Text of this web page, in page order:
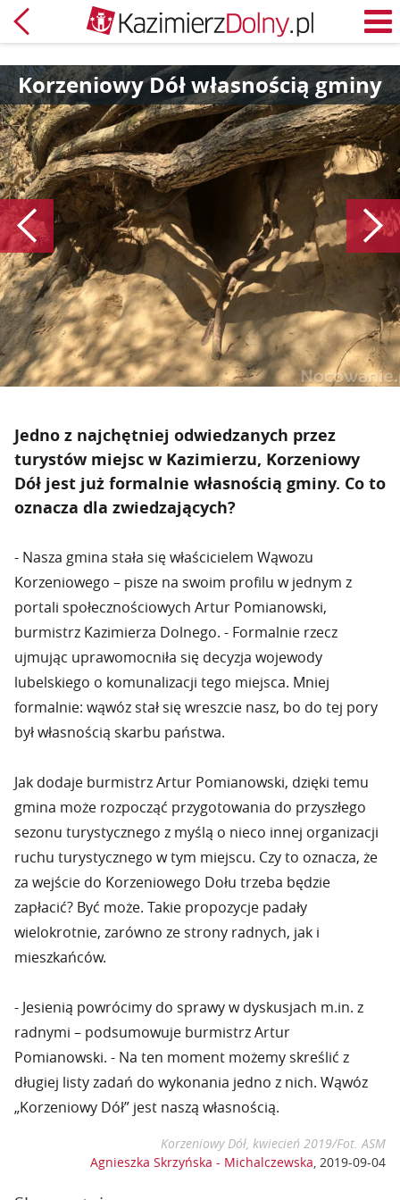
Powrót
Korzeniowy Dół własnością gminy
Poprzedni
Jedno z najchętniej odwiedzanych przez
turystów miejsc w Kazimierzu, Korzeniowy
Dół jest już formalnie własnością gminy. Co to
oznacza dla zwiedzających?
- Nasza gmina stała się właścicielem Wąwozu
Korzeniowego – pisze na swoim profilu w jednym z
portali społecznościowych Artur Pomianowski,
burmistrz Kazimierza Dolnego. - Formalnie rzecz
ujmując uprawomocniła się decyzja wojewody
lubelskiego o komunalizacji tego miejsca. Mniej
formalnie: wąwóz stał się wreszcie nasz, bo do tej pory
był własnością skarbu państwa.
Jak dodaje burmistrz Artur Pomianowski, dzięki temu
gmina może rozpocząć przygotowania do przyszłego
sezonu turystycznego z myślą o nieco innej organizacji
ruchu turystycznego w tym miejscu. Czy to oznacza, że
za wejście do Korzeniowego Dołu trzeba będzie
zapłacić? Być może. Takie propozycje padały
wielokrotnie, zarówno ze strony radnych, jak i
mieszkańców.
- Jesienią powrócimy do sprawy w dyskusjach m.in. z
radnymi – podsumowuje burmistrz Artur
Pomianowski. - Na ten moment możemy skreślić z
długiej listy zadań do wykonania jedno z nich. Wąwóz
„Korzeniowy Dół” jest naszą własnością.
Korzeniowy Dół, kwiecień 2019/Fot. ASM
Agnieszka Skrzyńska - Michalczewska, 2019-09-04